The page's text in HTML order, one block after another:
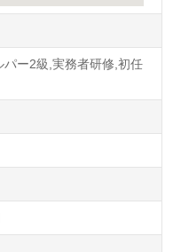
ー2級,実務者研修,初任